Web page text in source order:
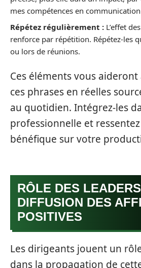
mes compétences en
Répétez régulièrement : L’effet
renforce par répétition. Répétez-les
ou lors de réunions.
Ces éléments vous
ces phrases en réelles
au quotidien. Intégrez-les
professionnelle et
bénéfique sur votre
RÔLE DES
DIFFUSION DES
POSITIVES
Les dirigeants jouent un
dans la propagation de